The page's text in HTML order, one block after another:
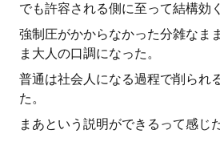
でも許容される側に至って結構効
強制圧がかからなかった分雑なま
ま大人の口調になった。
普通は社会人になる過程で削られ
た。
まあという説明ができるって感じ